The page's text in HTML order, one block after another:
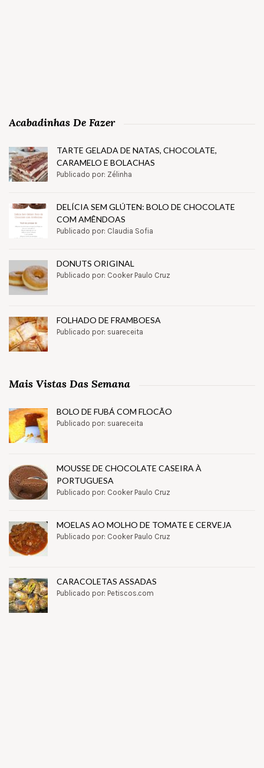
Acabadinhas De Fazer
TARTE GELADA DE NATAS, CHOCOLATE,
CARAMELO E BOLACHAS
Publicado por: Zélinha
DELÍCIA SEM GLÚTEN: BOLO DE CHOCOLATE
COM AMÊNDOAS
Publicado por: Claudia Sofia
DONUTS ORIGINAL
Publicado por: Cooker Paulo Cruz
FOLHADO DE FRAMBOESA
Publicado por: suareceita
Mais Vistas Das Semana
BOLO DE FUBÁ COM FLOCÃO
Publicado por: suareceita
MOUSSE DE CHOCOLATE CASEIRA À
PORTUGUESA
Publicado por: Cooker Paulo Cruz
MOELAS AO MOLHO DE TOMATE E CERVEJA
Publicado por: Cooker Paulo Cruz
CARACOLETAS ASSADAS
Publicado por: Petiscos.com